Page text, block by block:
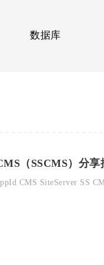
数据库
（SSCMS）分
CMS SiteServer SS